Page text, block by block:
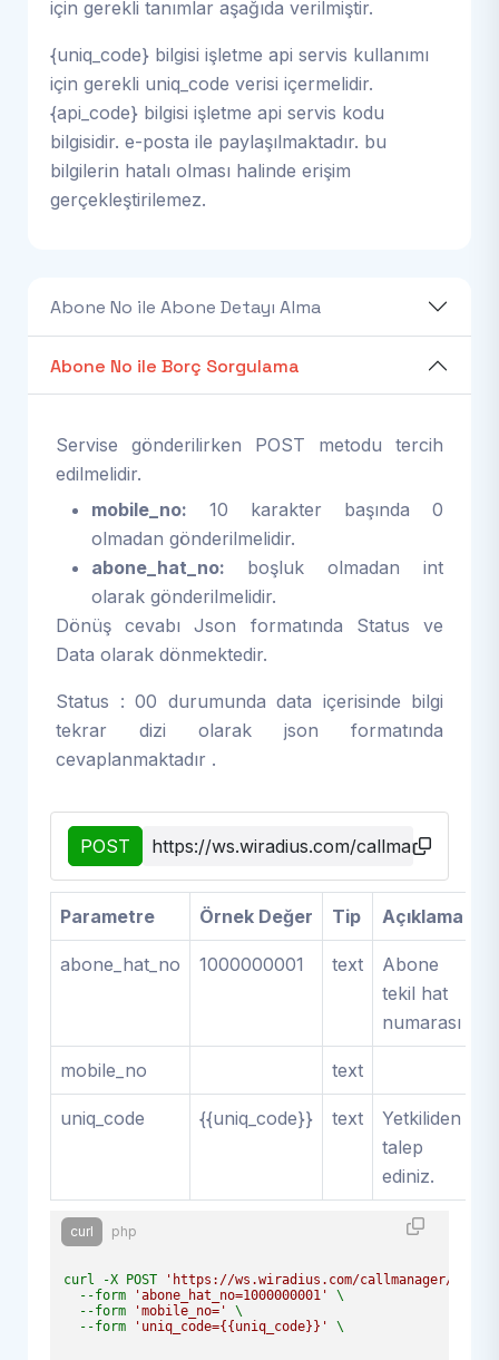
için gerekli tanımlar aşağıda verilmiştir.
{uniq_code} bilgisi işletme api servis kullanımı
için gerekli uniq_code verisi içermelidir.
{api_code} bilgisi işletme api servis kodu
bilgisidir. e-posta ile paylaşılmaktadır. bu
bilgilerin hatalı olması halinde erişim
gerçekleştirilemez.
Abone No ile Abone Detayı Alma
Abone No ile Borç Sorgulama
Servise gönderilirken POST metodu tercih
edilmelidir.
mobile_no: 10 karakter başında 0
olmadan gönderilmelidir.
abone_hat_no: boşluk olmadan int
olarak gönderilmelidir.
Dönüş cevabı Json formatında Status ve
Data olarak dönmektedir.
Status : 00 durumunda data içerisinde bilgi
tekrar dizi olarak json formatında
cevaplanmaktadır .
POST https://ws.wiradius.com/callmanager/
Parametre Örnek Değer Tip Açıklama
abone_hat_no 1000000001 text
Abone
tekil hat
numarası
mobile_no text
uniq_code {{uniq_code}} text
Yetkiliden
talep
ediniz.
curl php
curl -X POST
'https://ws.wiradius.com/callmanager/
  --form
'abone_hat_no=1000000001'
\
  --form
'mobile_no='
\
  --form
'uniq_code={{uniq_code}}' \